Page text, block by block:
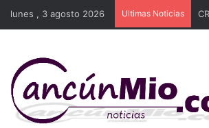
lunes , 3 agosto 2026 Ultimas Noticias